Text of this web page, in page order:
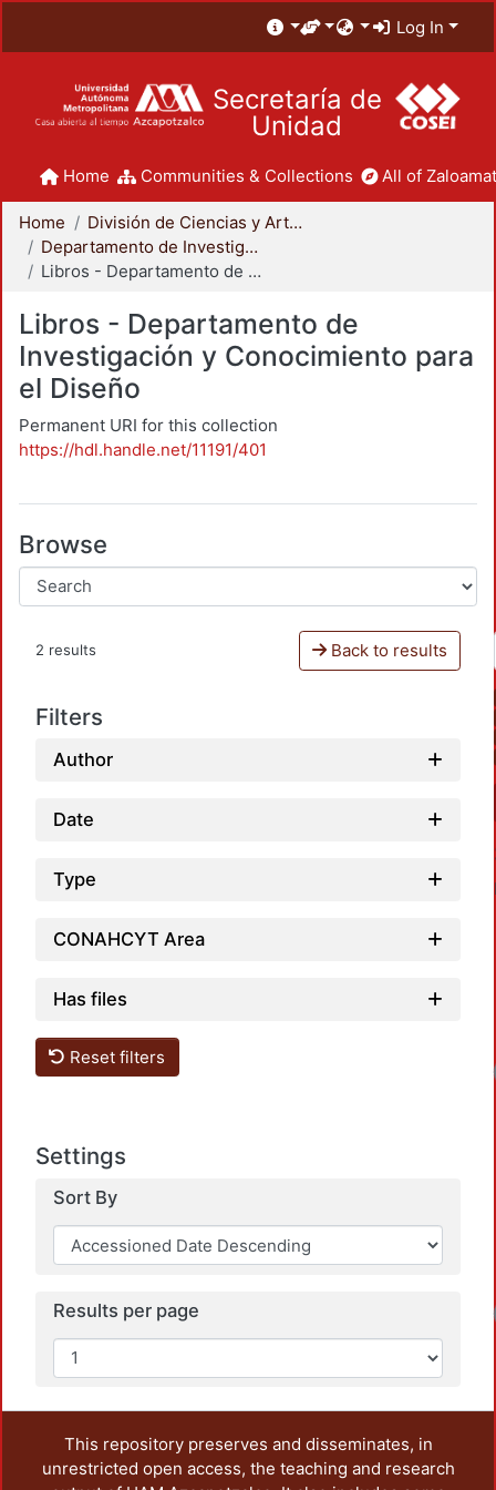
Log In
Secretaría de
Unidad
Home Communities & Collections All of
Home
División de Ciencias y Artes para el Diseño
Departamento de Investigación y Conocimiento para el Diseño
Libros - Departamento de Investigación y Conocimiento para el Diseño
Libros - Departamento de
Investigación y Conocimiento para
el Diseño
Permanent URI for this collection
https://hdl.handle.net/11191/401
Browse
2 results Back to results
Filters
Author
Date
Type
CONAHCYT Area
Has files
Reset filters
Settings
Sort By
Results per page
This repository preserves and disseminates, in
unrestricted open access, the teaching and research